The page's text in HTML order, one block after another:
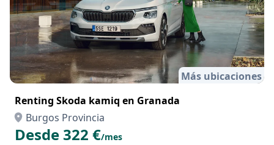
Más ubicaciones
Renting Skoda kamiq en Granada
Burgos Provincia
Desde 322 €/mes